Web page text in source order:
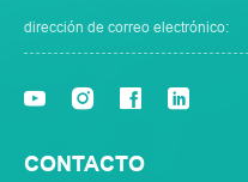
CONTACTO